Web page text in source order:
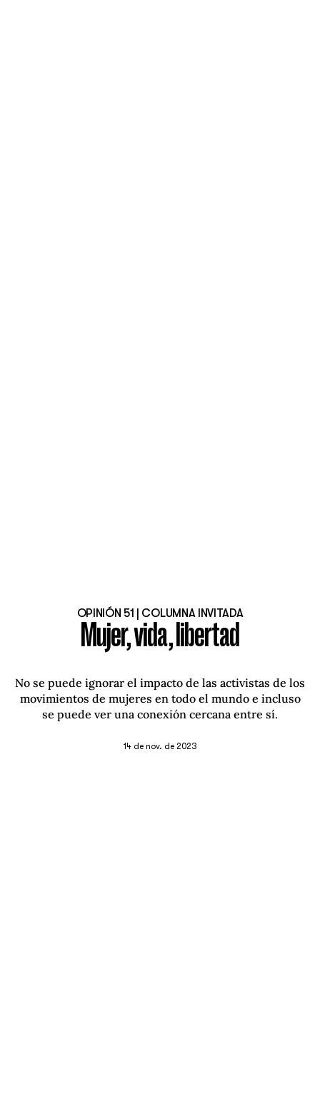
OPINIÓN 51 | COLUMNA INVITADA
Mujer, vida, libertad
No se puede ignorar el impacto de las activistas de los
movimientos de mujeres en todo el mundo e incluso
se puede ver una conexión cercana entre sí.
14 de nov. de 2023